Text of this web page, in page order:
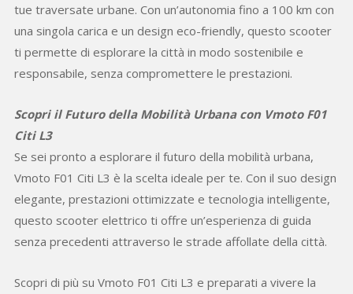
tue traversate urbane. Con un’autonomia fino a 100 km con
una singola carica e un design eco-friendly, questo scooter
ti permette di esplorare la città in modo sostenibile e
responsabile, senza compromettere le prestazioni.
Scopri il Futuro della Mobilità Urbana con Vmoto F01
Citi L3
Se sei pronto a esplorare il futuro della mobilità urbana,
Vmoto F01 Citi L3 è la scelta ideale per te. Con il suo design
elegante, prestazioni ottimizzate e tecnologia intelligente,
questo scooter elettrico ti offre un’esperienza di guida
senza precedenti attraverso le strade affollate della città.
Scopri di più su Vmoto F01 Citi L3 e preparati a vivere la